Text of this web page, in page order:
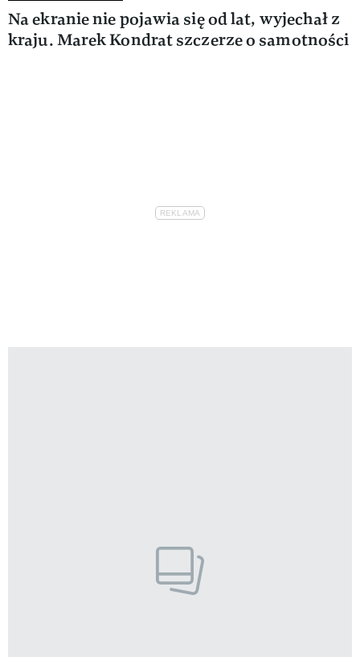
Na ekranie nie pojawia się od lat, wyjechał z
kraju. Marek Kondrat szczerze o samotności